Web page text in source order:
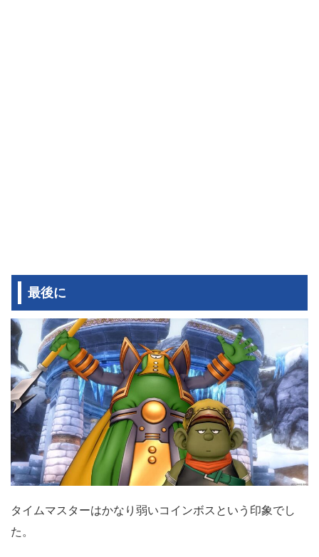
最後に
タイムマスターはかなり弱いコインボスという印象でし
た。